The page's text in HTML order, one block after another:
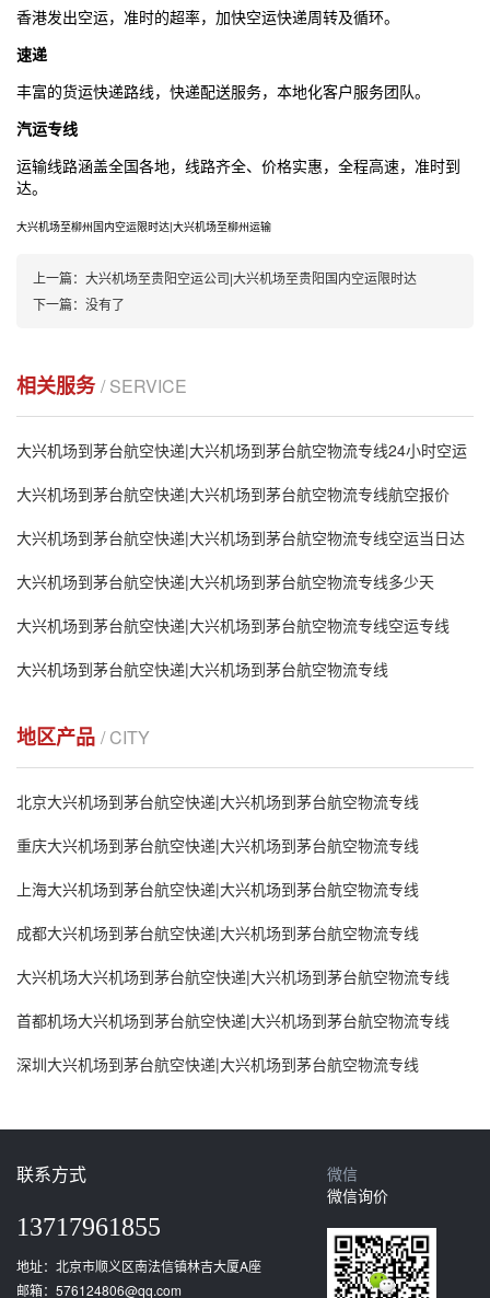
香港发出空运，准时的超率，加快空运快递周转及循环。
速递
丰富的货运快递路线，快递配送服务，本地化客户服务团队。
汽运专线
运输线路涵盖全国各地，线路齐全、价格实惠，全程高速，准时到
达。
大兴机场至柳州国内空运限时达|大兴机场至柳州运输
上一篇： 大兴机场至贵阳空运公司|大兴机场至贵阳国内空运限时达
下一篇： 没有了
相关服务/ SERVICE
大兴机场到茅台航空快递|大兴机场到茅台航空物流专线24小时空运
大兴机场到茅台航空快递|大兴机场到茅台航空物流专线航空报价
大兴机场到茅台航空快递|大兴机场到茅台航空物流专线空运当日达
大兴机场到茅台航空快递|大兴机场到茅台航空物流专线多少天
大兴机场到茅台航空快递|大兴机场到茅台航空物流专线空运专线
大兴机场到茅台航空快递|大兴机场到茅台航空物流专线
地区产品 / CITY
北京大兴机场到茅台航空快递|大兴机场到茅台航空物流专线
重庆大兴机场到茅台航空快递|大兴机场到茅台航空物流专线
上海大兴机场到茅台航空快递|大兴机场到茅台航空物流专线
成都大兴机场到茅台航空快递|大兴机场到茅台航空物流专线
大兴机场大兴机场到茅台航空快递|大兴机场到茅台航空物流专线
首都机场大兴机场到茅台航空快递|大兴机场到茅台航空物流专线
深圳大兴机场到茅台航空快递|大兴机场到茅台航空物流专线
联系方式
13717961855
地址：北京市顺义区南法信镇林吉大厦A座
邮箱：576124806@qq.com
微信
微信询价